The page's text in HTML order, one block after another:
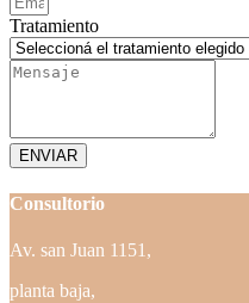
Tratamiento
ENVIAR
Consultorio
Av. san Juan 1151,
planta baja,